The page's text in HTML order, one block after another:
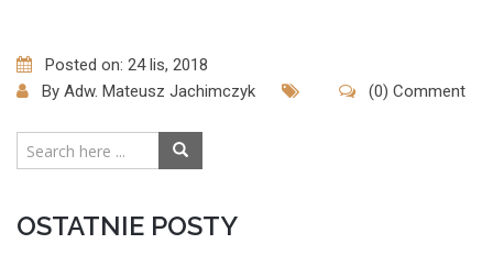
Posted on: 24 lis, 2018
By Adw. Mateusz Jachimczyk (0) Comment
OSTATNIE POSTY